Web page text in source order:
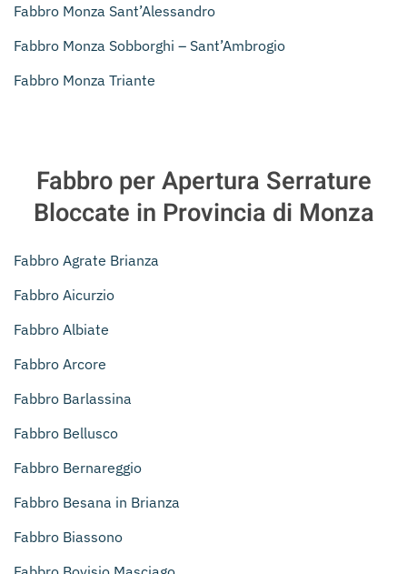
Fabbro Monza Sant’Alessandro
Fabbro Monza Sobborghi – Sant’Ambrogio
Fabbro Monza Triante
Fabbro per Apertura Serrature
Bloccate in Provincia di Monza
Fabbro Agrate Brianza
Fabbro Aicurzio
Fabbro Albiate
Fabbro Arcore
Fabbro Barlassina
Fabbro Bellusco
Fabbro Bernareggio
Fabbro Besana in Brianza
Fabbro Biassono